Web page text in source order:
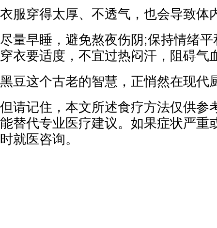
衣服穿得太厚、不透气，也会导致体
尽量早睡，避免熬夜伤阴;保持情绪
穿衣要适度，不宜过热闷汗，阻碍气
黑豆这个古老的智慧，正悄然在现代
但请记住，本文所述食疗方法仅供参
能替代专业医疗建议。如果症状严重
时就医咨询。